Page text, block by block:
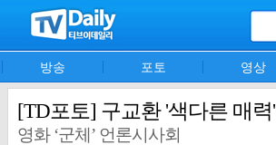
방송 포토 영상
[TD포토] 구교환 '색다른 매력'
영화 ‘군체’ 언론시사회